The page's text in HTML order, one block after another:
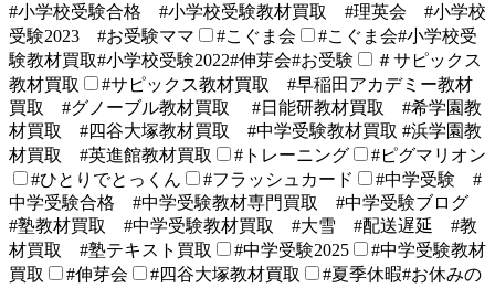
#小学校受験合格 #小学校受験教材買取 #理英会 #小学校
受験2023 #お受験ママ
#こぐま会
#こぐま会#小学校受
験教材買取#小学校受験2022#伸芽会#お受験
＃サピックス
教材買取
#サピックス教材買取 #早稲田アカデミー教材
買取 #グノーブル教材買取 #日能研教材買取 #希学園教
材買取 #四谷大塚教材買取 #中学受験教材買取 #浜学園教
材買取 #英進館教材買取
#トレーニング
#ピグマリオン
#ひとりでとっくん
#フラッシュカード
#中学受験 #
中学受験合格 #中学受験教材専門買取 #中学受験ブログ
#塾教材買取 #中学受験教材買取 #大雪 #配送遅延 #教
材買取 #塾テキスト買取
#中学受験2025
#中学受験教材
買取
#伸芽会 #四谷大塚教材買取
#夏季休暇#お休みの